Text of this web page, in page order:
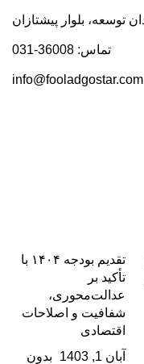
تماس: 36008-031
info@fooladgostar.com
تقدیم بودجه ۱۴۰۴ با
تأکید بر
عدالت‌محوری،
شفافیت و اصلاحات
اقتصادی
آبان 1, 1403
بدون